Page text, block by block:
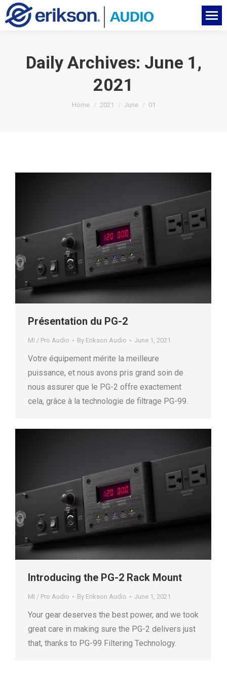
Daily Archives: June 1,
2021
You are here:
Home 2021 June 01
Présentation du PG-2
MI / Pro Audio By Erikson Audio June 1, 2021
Votre équipement mérite la meilleure
puissance, et nous avons pris grand soin de
nous assurer que le PG-2 offre exactement
cela, grâce à la technologie de filtrage PG-99.
Introducing the PG-2 Rack Mount
MI / Pro Audio By Erikson Audio June 1, 2021
Your gear deserves the best power, and we took
great care in making sure the PG-2 delivers just
that, thanks to PG-99 Filtering Technology.